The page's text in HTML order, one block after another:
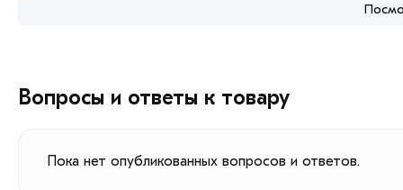
Вопросы и ответы к товару
Пока нет опубликованных вопросов и ответов.